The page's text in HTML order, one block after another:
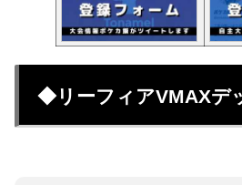
◆リーフィアVMAXデ